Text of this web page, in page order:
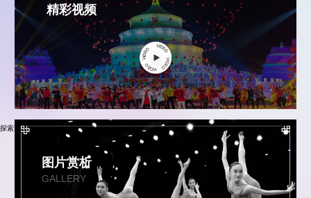
精彩视频
探索更多
图片赏析
GALLERY